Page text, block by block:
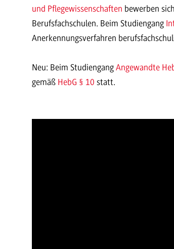
und Pflegewissenschaften bewerben
Berufsfachschulen. Beim Studiengang
Anerkennungsverfahren
Neu: Beim Studiengang Angewandte
gemäß HebG § 10 statt.